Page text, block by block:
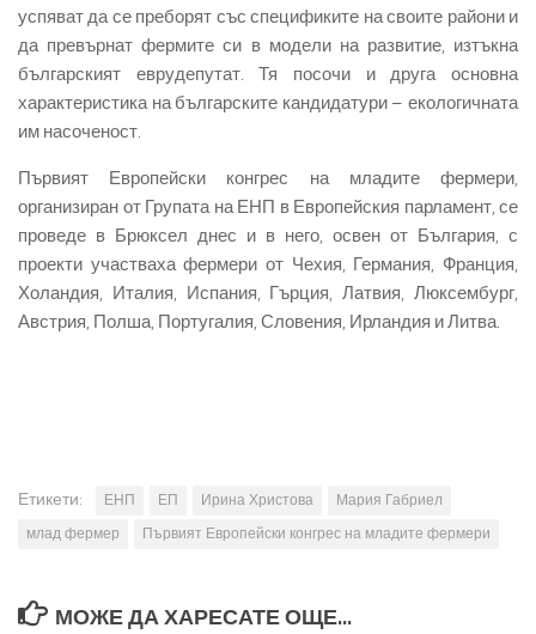
успяват да се преборят със спецификите на своите райони и
да превърнат фермите си в модели на развитие, изтъкна
българският еврудепутат. Тя посочи и друга основна
характеристика на българските кандидатури – екологичната
им насоченост.
Първият Европейски конгрес на младите фермери,
организиран от Групата на ЕНП в Европейския парламент, се
проведе в Брюксел днес и в него, освен от България, с
проекти участваха фермери от Чехия, Германия, Франция,
Холандия, Италия, Испания, Гърция, Латвия, Люксембург,
Австрия, Полша, Португалия, Словения, Ирландия и Литва.
Етикети: ЕНП ЕП Ирина Христова
Мария Габриел
млад фермер
Първият Европейски конгрес на младите фермери
МОЖЕ ДА ХАРЕСАТЕ ОЩЕ...